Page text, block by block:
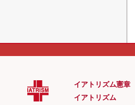
イアトリズム憲章
イアトリズム